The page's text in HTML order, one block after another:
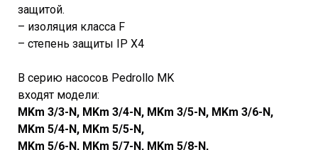
защитой.
– изоляция класса F
– степень защиты IP X4
В серию насосов Pedrollo MK
входят модели:
MKm 3/3-N, MKm 3/4-N, MKm 3/5-N, MKm 3/6-N,
MKm 5/4-N, MKm 5/5-N,
MKm 5/6-N, MKm 5/7-N, MKm 5/8-N,